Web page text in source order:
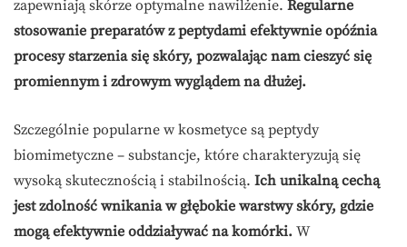
zapewniają skórze optymalne nawilżenie. Regularne
stosowanie preparatów z peptydami efektywnie opóźnia
procesy starzenia się skóry, pozwalając nam cieszyć się
promiennym i zdrowym wyglądem na dłużej.
Szczególnie popularne w kosmetyce są peptydy
biomimetyczne – substancje, które charakteryzują się
wysoką skutecznością i stabilnością. Ich unikalną cechą
jest zdolność wnikania w głębokie warstwy skóry, gdzie
mogą efektywnie oddziaływać na komórki. W